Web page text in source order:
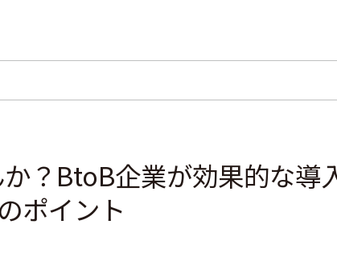
？BtoB企業が効果的な導
ポイント